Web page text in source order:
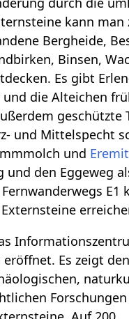
kann man
Bergheide,
Binsen,
Es gibt
und die Alteichen
geschützte
und Mittelspecht
und Eremit
und den Eggeweg
E1
Es zeigt